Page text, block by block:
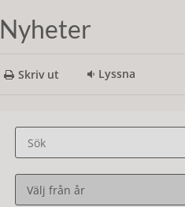
Nyheter
Skriv ut Lyssna